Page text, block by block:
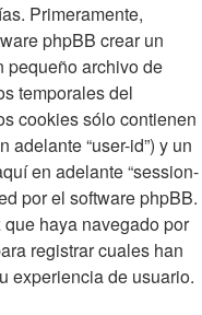
Primeramente,
phpBB crear un
pequeño archivo de
temporales del
cookies sólo contienen
“user-id”) y un
en adelante “session-
por el software phpBB.
haya navegado por
registrar cuales han
experiencia de usuario.